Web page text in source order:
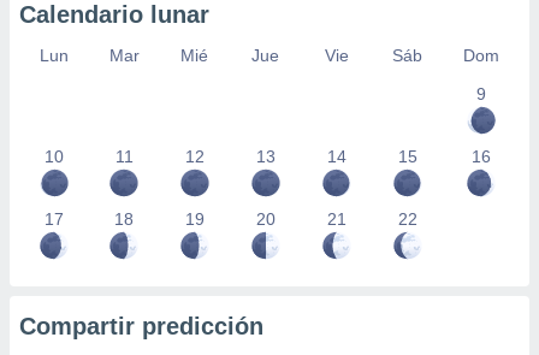
Calendario lunar
Lun Mar Mié Jue Vie Sáb
Dom
9
10 11 12 13 14 15 16
17 18 19 20 21 22
Compartir predicción